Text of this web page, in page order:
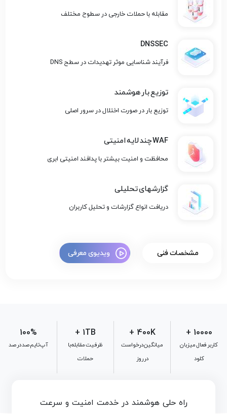
مقابله با حملات خارجی در سطوح مختلف
DNSSEC
فرآیند شناسایی موثر تهدیدات در سطح DNS
توزیع بار هوشمند
توزیع بار در صورت اختلال در سرور اصلی
WAF چند لایه امنیتی
محافظت و امنیت بیشتر با پدافند امنیتی ابری
گزارشهای تحلیلی
دریافت انواع گزارشات و تحلیل کاربران
مشخصات فنی ویدیوی معرفی
10000
+
کاربر فعال میزبان
کلود
400K +
میانگین درخواست
در روز
1TB +
ظرفیت مقابله با
حملات
100%
آپ تایم صد در صد
راه حلی هوشمند در خدمت امنیت و سرعت